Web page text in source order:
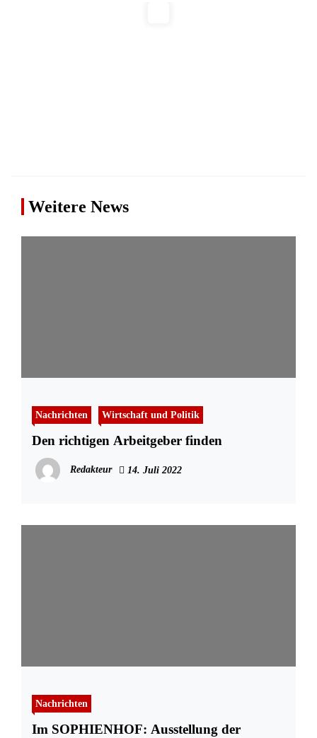
Weitere News
Nachrichten Wirtschaft und Politik
Den richtigen Arbeitgeber finden
Redakteur 14. Juli 2022
Nachrichten
Im SOPHIENHOF: Ausstellung der